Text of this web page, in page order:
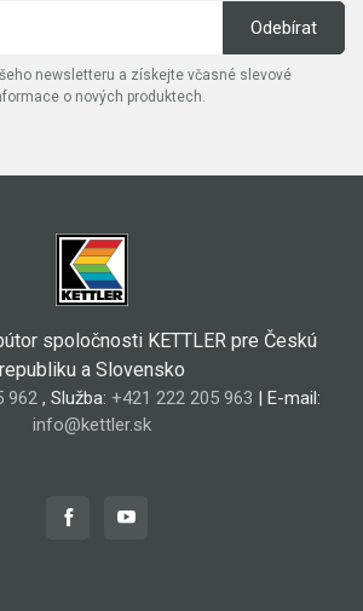
newsletteru a získejte včasné slevové
o nových produktech.
spoločnosti KETTLER pre Českú
republiku a Slovensko
962, Služba: +421 222 205 963 | E-mail:
info@kettler.sk